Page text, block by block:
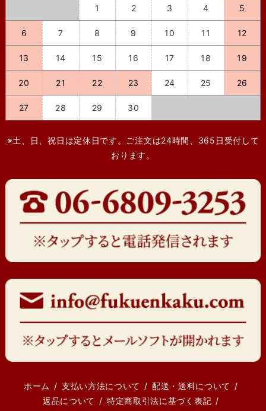
1 2 3 4 5
6 7 8 9 10 11 12
13 14 15 16 17 18 19
20 21 22 23 24 25 26
27 28 29 30
※土、日、祝日は定休日です。ご注文は24時間、365日受付して
おります。
ホーム 支払い方法について
配送・送料について
返品について
特定商取引法に基づく表記